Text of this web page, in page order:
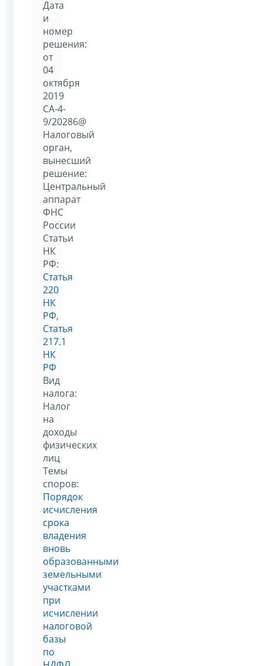
Дата
и
номер
решения:
от
04
октября
2019
СА-4-
9/20286@
Налоговый
орган,
вынесший
решение:
Центральный
аппарат
ФНС
России
Статьи
НК
РФ:
Статья
220
НК
РФ,
Статья
217.1
НК
РФ
Вид
налога:
Налог
на
доходы
физических
лиц
Темы
споров:
Порядок
исчисления
срока
владения
вновь
образованными
земельными
участками
при
исчислении
налоговой
базы
по